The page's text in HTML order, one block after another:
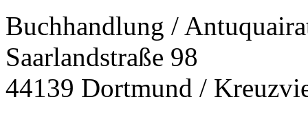
Buchhandlung /
Saarlandstraße 98
44139 Dortmund /